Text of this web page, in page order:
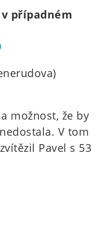
případném
možnost, že by
V tom
Pavel s 53